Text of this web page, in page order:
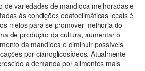
de variedades de mandioca melhoradas e
às condições edafoclimáticas locais é
meios para se promover melhoria do
de produção da cultura, aumentar o
da mandioca e diminuir possíveis
por cianoglicosídeos. Atualmente
a demanda por alimentos mais